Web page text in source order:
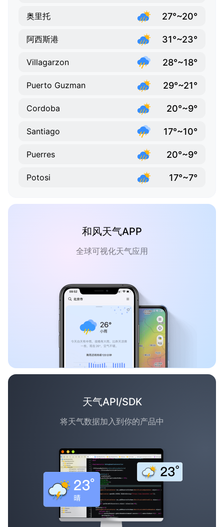
奥里托 27°~20°
阿西斯港 31°~23°
Villagarzon 28°~18°
Puerto Guzman 29°~21°
Cordoba 20°~9°
Santiago 17°~10°
Puerres 20°~9°
Potosi 17°~7°
和风天气APP
全球可视化天气应用
天气API/SDK
将天气数据加入到你的产品中